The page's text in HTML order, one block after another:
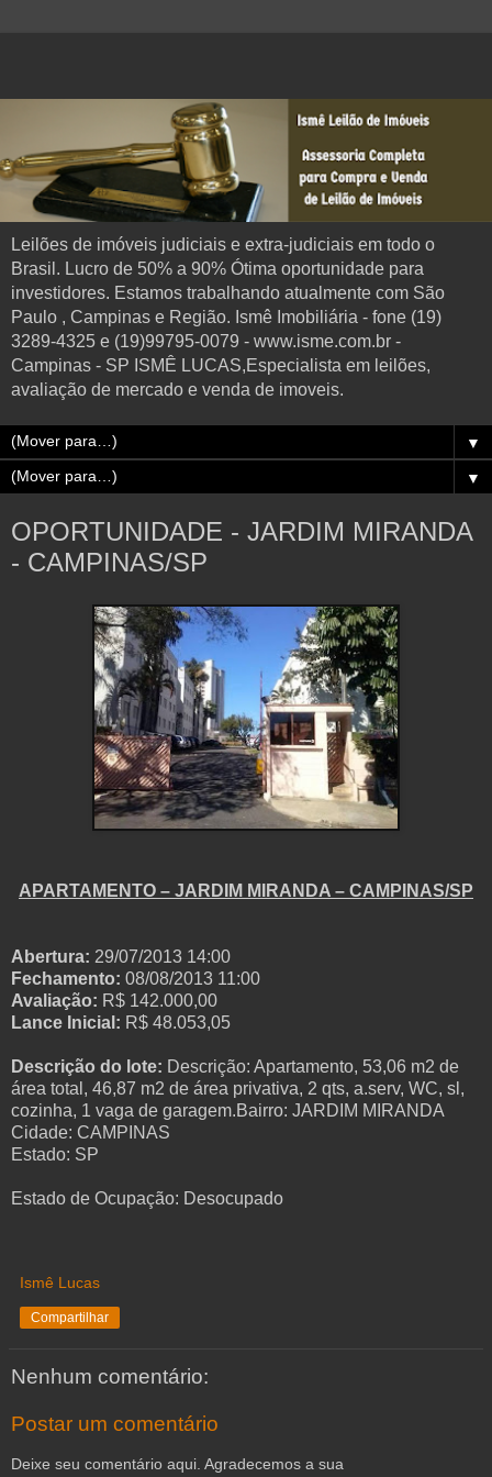
Leilões de imóveis judiciais e extra-judiciais em todo o
Brasil. Lucro de 50% a 90% Ótima oportunidade para
investidores. Estamos trabalhando atualmente com São
Paulo , Campinas e Região. Ismê Imobiliária - fone (19)
3289-4325 e (19)99795-0079 - www.isme.com.br -
Campinas - SP ISMÊ LUCAS,Especialista em leilões,
avaliação de mercado e venda de imoveis.
▼
▼
OPORTUNIDADE - JARDIM MIRANDA
- CAMPINAS/SP
APARTAMENTO – JARDIM MIRANDA – CAMPINAS/SP
Abertura: 29/07/2013 14:00
Fechamento: 08/08/2013 11:00
Avaliação: R$ 142.000,00
Lance Inicial: R$ 48.053,05
Descrição do lote: Descrição: Apartamento, 53,06 m2 de
área total, 46,87 m2 de área privativa, 2 qts, a.serv, WC, sl,
cozinha, 1 vaga de garagem.Bairro: JARDIM MIRANDA
Cidade: CAMPINAS
Estado: SP
Estado de Ocupação: Desocupado
Ismê Lucas
Compartilhar
Nenhum comentário:
Postar um comentário
Deixe seu comentário aqui. Agradecemos a sua